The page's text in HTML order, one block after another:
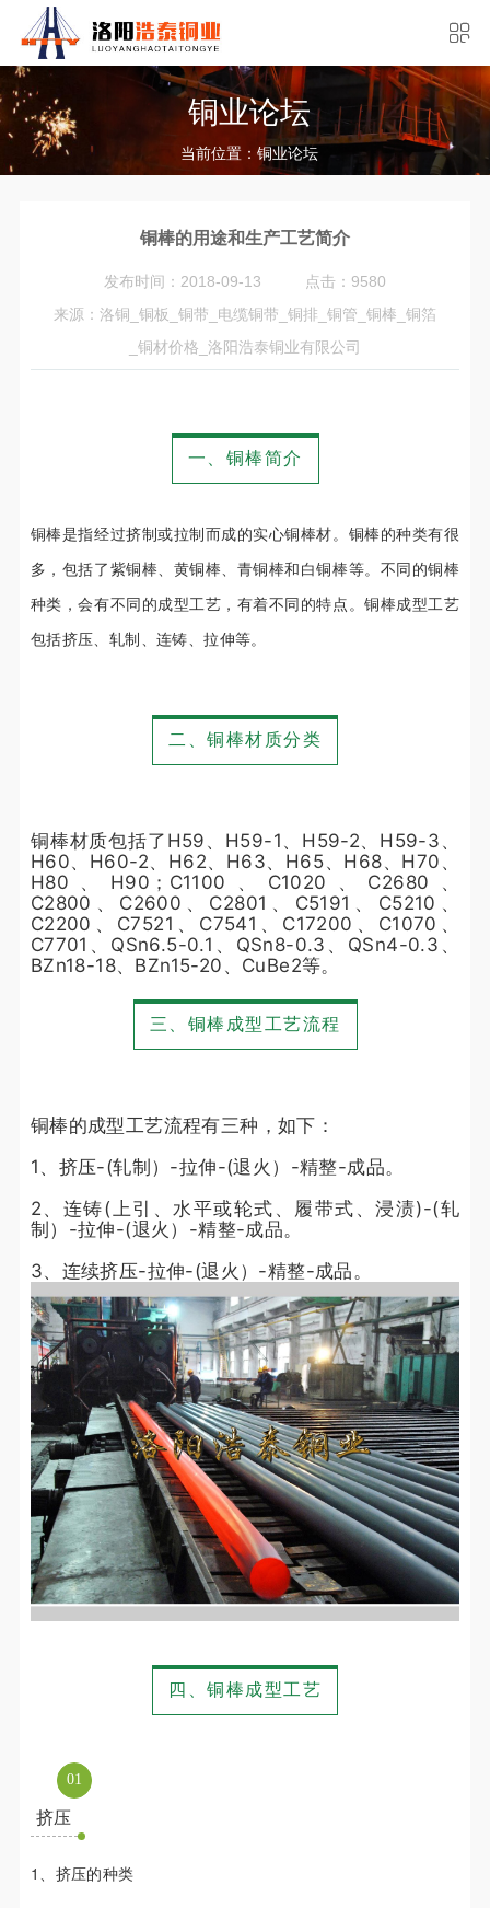
铜业论坛
当前位置： 铜业论坛
铜棒的用途和生产工艺简介
发布时间：2018-09-13
点击：9580
来源：洛铜_铜板_铜带_电缆铜带_铜排_铜管_铜棒_铜箔
_铜材价格_洛阳浩泰铜业有限公司
一、铜棒简介
铜棒是指经过挤制或拉制而成的实心铜棒材。铜棒的种类有很
多，包括了紫铜棒、黄铜棒、青铜棒和白铜棒等。不同的铜棒
种类，会有不同的成型工艺，有着不同的特点。铜棒成型工艺
包括挤压、轧制、连铸、拉伸等。
二、铜棒材质分类
铜棒材质包括了H59、H59-1、H59-2、H59-3、
H60、H60-2、H62、H63、H65、H68、H70、
H80、H90；C1100、C1020、C2680、
C2800、C2600、C2801、C5191、C5210、
C2200、C7521、C7541、C17200、C1070、
C7701、QSn6.5-0.1、QSn8-0.3、QSn4-0.3、
BZn18-18、BZn15-20、CuBe2等。
三、铜棒成型工艺流程
铜棒的成型工艺流程有三种，如下：
1、挤压-(轧制）-拉伸-(退火）-精整-成品。
2、连铸(上引、水平或轮式、履带式、浸渍)-(轧
制）-拉伸-(退火）-精整-成品。
3、连续挤压-拉伸-(退火）-精整-成品。
四、铜棒成型工艺
01
挤压
1、挤压的种类